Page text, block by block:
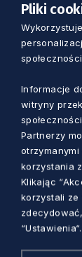
KULTURA
Marcin
Pliki
Informacje
witryny
Partnerzy
korzystania
Klikając
korzystali ze